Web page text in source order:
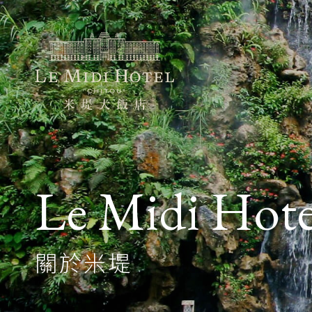
Le Midi
關於米堤